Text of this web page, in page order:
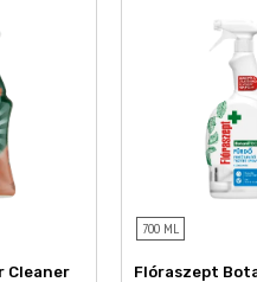
Cleaner
700 ML
Flóraszept